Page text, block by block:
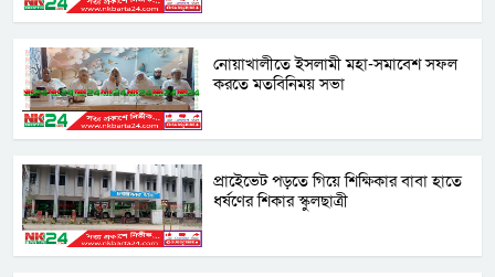
নোয়াখালীতে ইসলামী মহা-সমাবেশ সফল
করতে মতবিনিময় সভা
প্রাইেভেট পড়তে গিয়ে শিক্ষিকার বাবা হাতে
ধর্ষণের শিকার স্কুলছাত্রী